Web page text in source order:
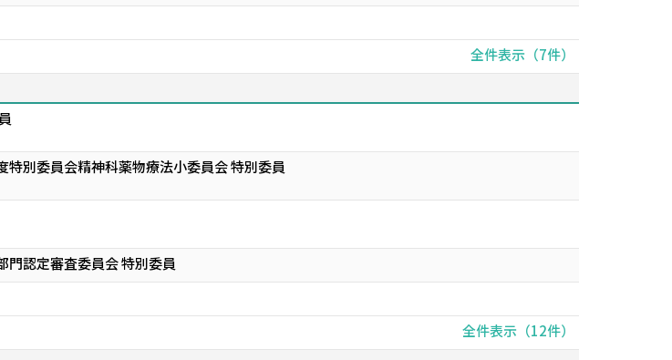
全件表示（7件）
別委員会精神科薬物療法小委員会 特別委員
認定審査委員会 特別委員
全件表示（12件）